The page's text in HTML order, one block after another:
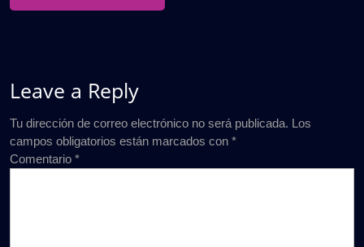
Leave a Reply
Tu dirección de correo electrónico no será publicada. Los
campos obligatorios están marcados con *
Comentario *